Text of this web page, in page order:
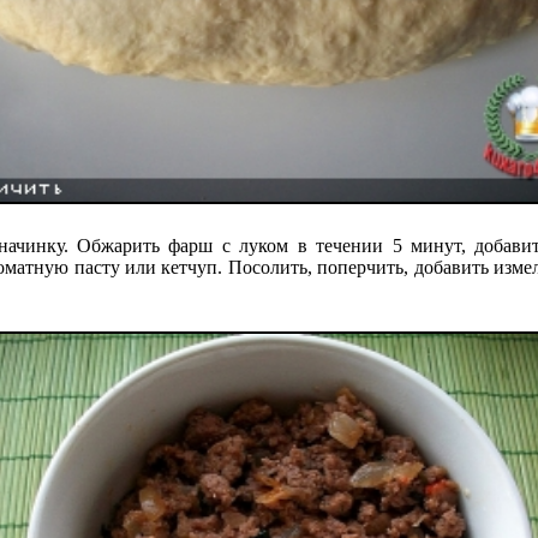
Обжарить фарш с луком в течении 5 минут,
пасту или кетчуп. Посолить, поперчить, добавить